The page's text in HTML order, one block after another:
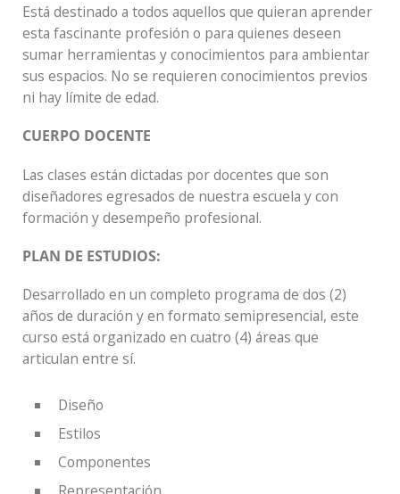
Está destinado a todos aquellos que quieran aprender
esta fascinante profesión o para quienes deseen
sumar herramientas y conocimientos para ambientar
sus espacios. No se requieren conocimientos previos
ni hay límite de edad.
CUERPO DOCENTE
Las clases están dictadas por docentes que son
diseñadores egresados de nuestra escuela y con
formación y desempeño profesional.
PLAN DE ESTUDIOS:
Desarrollado en un completo programa de dos (2)
años de duración y en formato semipresencial, este
curso está organizado en cuatro (4) áreas que
articulan entre sí.
Diseño
Estilos
Componentes